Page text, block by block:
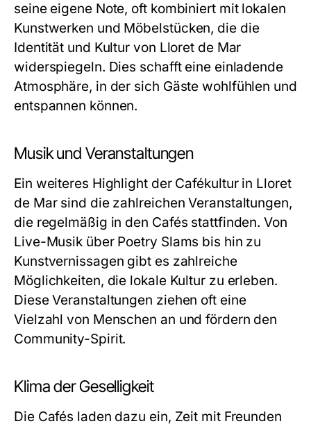
seine eigene Note, oft kombiniert mit lokalen
Kunstwerken und Möbelstücken, die die
Identität und Kultur von Lloret de Mar
widerspiegeln. Dies schafft eine einladende
Atmosphäre, in der sich Gäste wohlfühlen und
entspannen können.
Musik und Veranstaltungen
Ein weiteres Highlight der Cafékultur in Lloret
de Mar sind die zahlreichen Veranstaltungen,
die regelmäßig in den Cafés stattfinden. Von
Live-Musik über Poetry Slams bis hin zu
Kunstvernissagen gibt es zahlreiche
Möglichkeiten, die lokale Kultur zu erleben.
Diese Veranstaltungen ziehen oft eine
Vielzahl von Menschen an und fördern den
Community-Spirit.
Klima der Geselligkeit
Die Cafés laden dazu ein, Zeit mit Freunden